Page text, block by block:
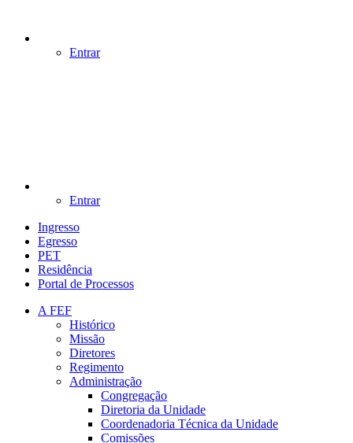
Entrar
Entrar
Ingresso
Egresso
PET
Residência
Portal de Processos
A FEF
Histórico
Missão
Diretores
Regimento
Administração
Congregação
Diretoria da Unidade
Coordenadoria Técnica da Unidade
Comissões